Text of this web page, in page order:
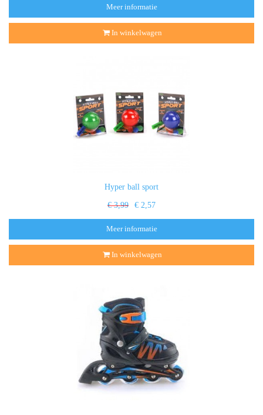
Meer informatie
In winkelwagen
Hyper ball sport
€ 3,99 € 2,57
Meer informatie
In winkelwagen